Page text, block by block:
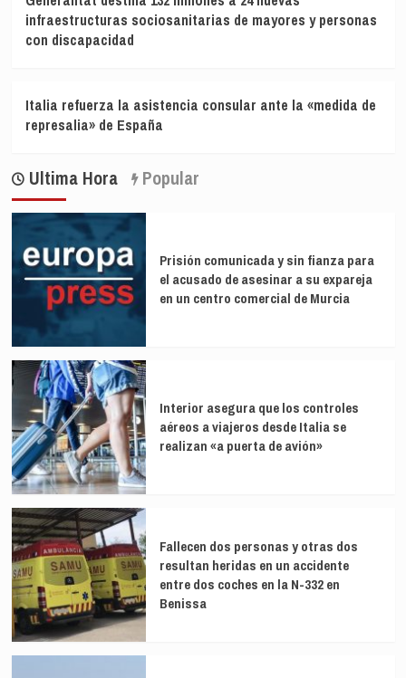
infraestructuras sociosanitarias de mayores y personas
con discapacidad
Italia refuerza la asistencia consular ante la «medida de
represalia» de España
Ultima Hora Popular
Prisión comunicada y sin fianza para
el acusado de asesinar a su expareja
en un centro comercial de Murcia
Interior asegura que los controles
aéreos a viajeros desde Italia se
realizan «a puerta de avión»
Fallecen dos personas y otras dos
resultan heridas en un accidente
entre dos coches en la N-332 en
Benissa